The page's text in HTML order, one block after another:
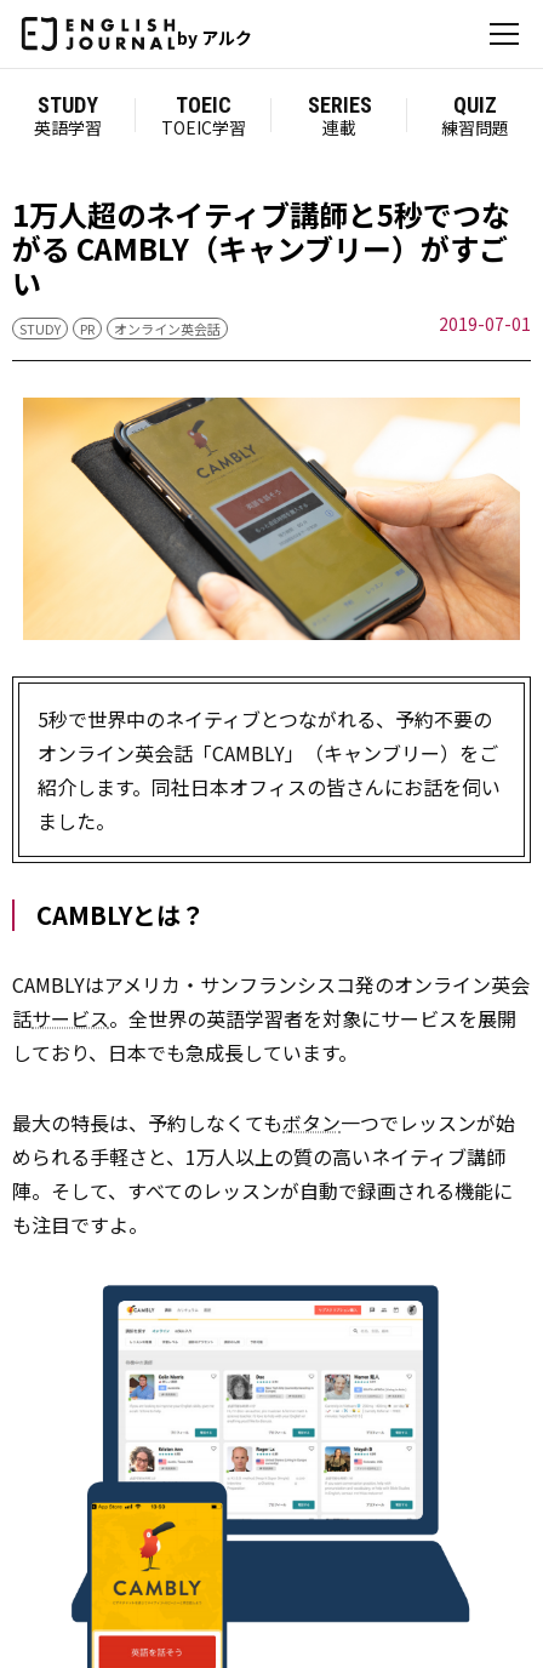
by アルク
STUDY
英語学習
TOEIC
TOEIC学習
SERIES
連載
QUIZ
練習問題
1万人超のネイティブ講師と5秒でつな
がる CAMBLY（キャンブリー）がすご
い
STUDY PR オンライン英会話 2019-07-01
5秒で世界中のネイティブとつながれる、予約不要の
オンライン英会話「CAMBLY」（キャンブリー）をご
紹介します。同社日本オフィスの皆さんにお話を伺い
ました。
CAMBLYとは？
CAMBLYはアメリカ・サンフランシスコ発のオンライン英会
話サービス。全世界の英語学習者を対象にサービスを展開
しており、日本でも急成長しています。
最大の特長は、予約しなくてもボタン一つでレッスンが始
められる手軽さと、1万人以上の質の高いネイティブ講師
陣。そして、すべてのレッスンが自動で録画される機能に
も注目ですよ。